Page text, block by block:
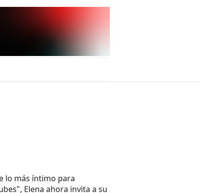
lo más íntimo para
Elena ahora invita a su